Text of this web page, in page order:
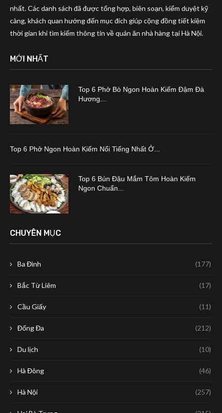
nhất. Các danh sách đã được tổng hợp, biên soạn, kiểm duyệt kỹ
càng, khách quan hướng đến mục đích giúp cộng đồng tiết kiệm
thời gian khi tìm kiếm thông tin về quán ăn nhà hàng tại Hà Nội.
MỚI NHẤT
Top 6 Phở Bò Ngon Hoàn Kiếm Đậm Đà
Hương...
Top 6 Phở Ngon Hoàn Kiếm Nổi Tiếng Nhất Ở...
Top 6 Bún Đậu Mắm Tôm Hoàn Kiếm
Ngon Chuẩn...
CHUYÊN MỤC
Ba Đình (177)
Bắc Từ Liêm (17)
Cầu Giấy (11)
Đống Đa (212)
Du lịch (10)
Hà Đông (46)
Hà Nội (257)